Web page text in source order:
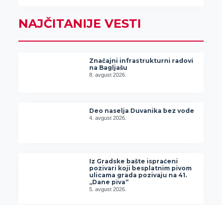
NAJČITANIJE VESTI
Značajni infrastrukturni radovi
na Bagljašu
8. avgust 2026.
Deo naselja Duvanika bez vode
4. avgust 2026.
Iz Gradske bašte ispraćeni
pozivari koji besplatnim pivom
ulicama grada pozivaju na 41.
„Dane piva“
5. avgust 2026.